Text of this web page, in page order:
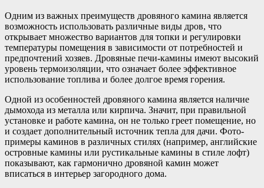
Одним из важных преимуществ дровяного камина является
возможность использовать различные виды дров, что
открывает множество вариантов для топки и регулировки
температуры помещения в зависимости от потребностей и
предпочтений хозяев. Дровяные печи-камины имеют высокий
уровень термоизоляции, что означает более эффективное
использование топлива и более долгое время горения.
Одной из особенностей дровяного камина является наличие
дымохода из металла или кирпича. Значит, при правильной
установке и работе камина, он не только греет помещение, но
и создает дополнительный источник тепла для дачи. Фото-
примеры каминов в различных стилях (например, английские
островные камины или рустикальные камины в стиле лофт)
показывают, как гармонично дровяной камин может
вписаться в интерьер загородного дома.